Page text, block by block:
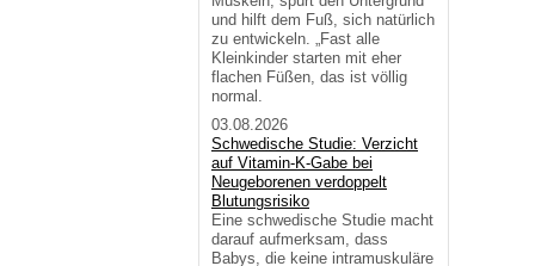
und hilft dem Fuß, sich natürlich
zu entwickeln. „Fast alle
Kleinkinder starten mit eher
flachen Füßen, das ist völlig
normal.
03.08.2026
Schwedische Studie: Verzicht
auf Vitamin-K-Gabe bei
Neugeborenen verdoppelt
Blutungsrisiko
Eine schwedische Studie macht
darauf aufmerksam, dass
Babys, die keine intramuskuläre